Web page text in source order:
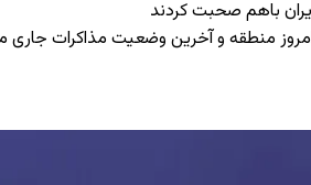
باهم صحبت کردند
منطقه و آخرین وضعیت مذاکرات جاری